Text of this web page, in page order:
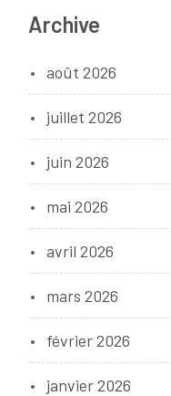
Archive
août 2026
juillet 2026
juin 2026
mai 2026
avril 2026
mars 2026
février 2026
janvier 2026